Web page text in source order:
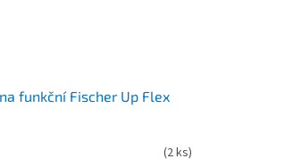
funkční Fischer Up Flex
(2 ks)